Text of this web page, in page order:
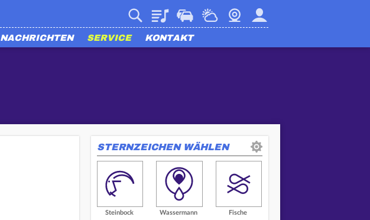
PlaylistVerkehrWetterWebcamMein harmony
NACHRICHTEN SERVICE KONTAKT
STERNZEICHEN WÄHLEN
Steinbock Wassermann Fische